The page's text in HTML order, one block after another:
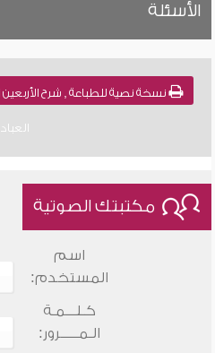
الأسئلة
العباد
مكتبتك الصوتية
اسم
المستخدم:
كـلـــمـة
الـمـــــرور: